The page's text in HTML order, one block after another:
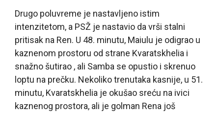
Drugo poluvreme je nastavljeno istim
intenzitetom, a PSŽ je nastavio da vrši stalni
pritisak na Ren. U 48. minutu, Maiulu je odigrao u
kaznenom prostoru od strane Kvaratskhelia i
snažno šutirao , ali Samba se opustio i skrenuo
loptu na prečku. Nekoliko trenutaka kasnije, u 51.
minutu, Kvaratskhelia je okušao sreću na ivici
kaznenog prostora, ali je golman Rena još